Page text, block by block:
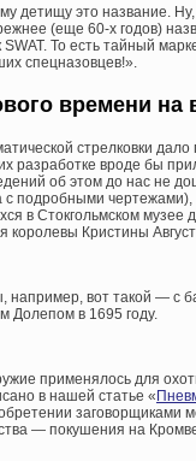
детищу это название.
(еще 60-х годов)
То есть тайный
спецназовцев!».
времени на
стрелковки
разработке вроде бы
об этом до нас не
с подробными
в Стокгольмском музее
королевы Кристины
например, вот такой —
Долепом в 1695 году.
применялось для
в нашей статье «
заговорщиками
— покушения на